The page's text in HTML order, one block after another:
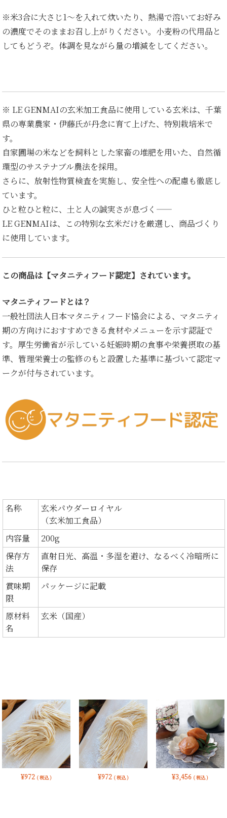
※米3合に大さじ1～を入れて炊いたり、熱湯で溶いてお好み
の濃度でそのままお召し上がりください。小麦粉の代用品と
してもどうぞ。体調を見ながら量の増減をしてください。
※ LE GENMAIの玄米加工食品に使用している玄米は、千葉
県の専業農家・伊藤氏が丹念に育て上げた、特別栽培米で
す。
自家圃場の米などを飼料とした家畜の堆肥を用いた、自然循
環型のサステナブル農法を採用。
さらに、放射性物質検査を実施し、安全性への配慮も徹底し
ています。
ひと粒ひと粒に、土と人の誠実さが息づく――
LE GENMAIは、この特別な玄米だけを厳選し、商品づくり
に使用しています。
この商品は【マタニティフード認定】されています。
マタニティフードとは？
一般社団法人日本マタニティフード協会による、マタニティ
期の方向けにおすすめできる食材やメニューを示す認証で
す。厚生労働省が示している妊娠時期の食事や栄養摂取の基
準、管理栄養士の監修のもと設置した基準に基づいて認定マ
ークが付与されています。
名称
玄米パウダーロイヤル
（玄米加工食品）
内容量
200g
保存方
法
直射日光、高温・多湿を避け、なるべく冷暗所に
保存
賞味期
限
パッケージに記載
原材料
名
玄米（国産）
¥972 ( 税込 ) ¥972 ( 税込 ) ¥3,456 ( 税込 )